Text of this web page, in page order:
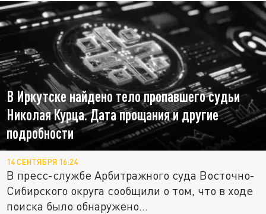
В Иркутске найдено тело пропавшего судьи
Николая Курца. Дата прощания и другие
подробности
14 СЕНТЯБРЯ 16:24
В пресс-службе Арбитражного суда Восточно-
Сибирского округа сообщили о том, что в ходе
поиска было обнаружено...